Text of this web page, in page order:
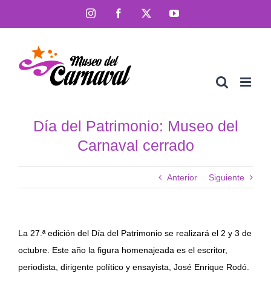
InstagramFacebook YouTube
Día del Patrimonio: Museo del
Carnaval cerrado
Anterior Siguiente
La 27.ª edición del Día del Patrimonio se realizará el 2 y 3 de
octubre. Este año la figura homenajeada es el escritor,
periodista, dirigente político y ensayista, José Enrique Rodó.